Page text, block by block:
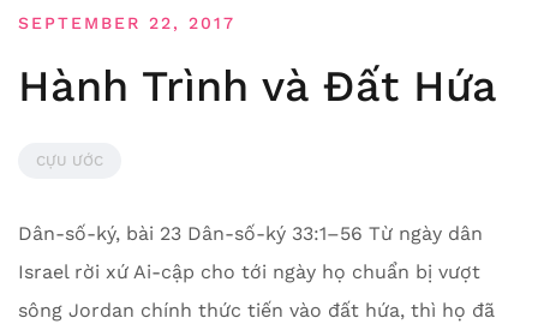
SEPTEMBER 22, 2017
Hành Trình và Đất Hứa
CỰU ƯỚC
Dân-số-ký, bài 23 Dân-số-ký 33:1–56 Từ ngày dân
Israel rời xứ Ai-cập cho tới ngày họ chuẩn bị vượt
sông Jordan chính thức tiến vào đất hứa, thì họ đã